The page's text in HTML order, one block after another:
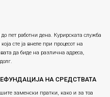
пет работни дена. Курирската служба
сте ја внеле при процесот на
да биде на различна адреса,
НА СРЕДСТВАТА
заменски пратки, како и за тоа